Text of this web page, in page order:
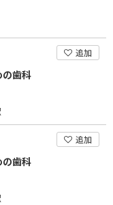
追加
歯科
追加
歯科